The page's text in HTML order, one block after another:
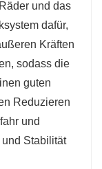
und das
dafür,
Kräften
sodass die
guten
Reduzieren
und
Stabilität